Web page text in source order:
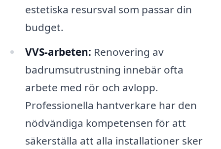
estetiska resursval som passar din
budget.
VVS-arbeten: Renovering av
badrumsutrustning innebär ofta
arbete med rör och avlopp.
Professionella hantverkare har den
nödvändiga kompetensen för att
säkerställa att alla installationer sker